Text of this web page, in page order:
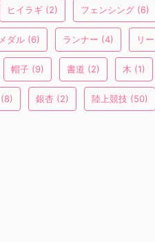
ヒイラギ (2) フェンシング (6)
メダル (6) ランナー (4) リ
帽子 (9) 書道 (2) 木 (1)
(8) 銀杏 (2) 陸上競技 (50)